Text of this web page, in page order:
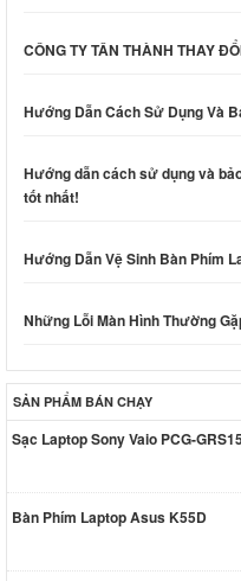
CÔNG TY TÂN THÀNH THAY
Hướng Dẫn Cách Sử Dụng Và
Hướng dẫn cách sử dụng và
tốt nhất!
Hướng Dẫn Vệ Sinh Bàn Phím
Những Lỗi Màn Hình Thường
SẢN PHẨM BÁN CHẠY
Sạc Laptop Sony Vaio PCG-
Bàn Phím Laptop Asus K55D